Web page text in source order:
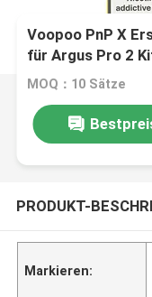
Voopoo PnP X
für Argus Pro 2
Doric 60 Pro
MOQ：10 Sätze
PRODUKT-
Markieren: